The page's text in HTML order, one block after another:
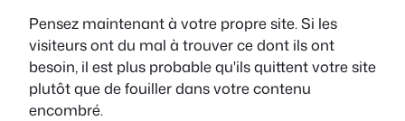
Pensez maintenant à votre propre site. Si les
visiteurs ont du mal à trouver ce dont ils ont
besoin, il est plus probable qu'ils quittent votre site
plutôt que de fouiller dans votre contenu
encombré.